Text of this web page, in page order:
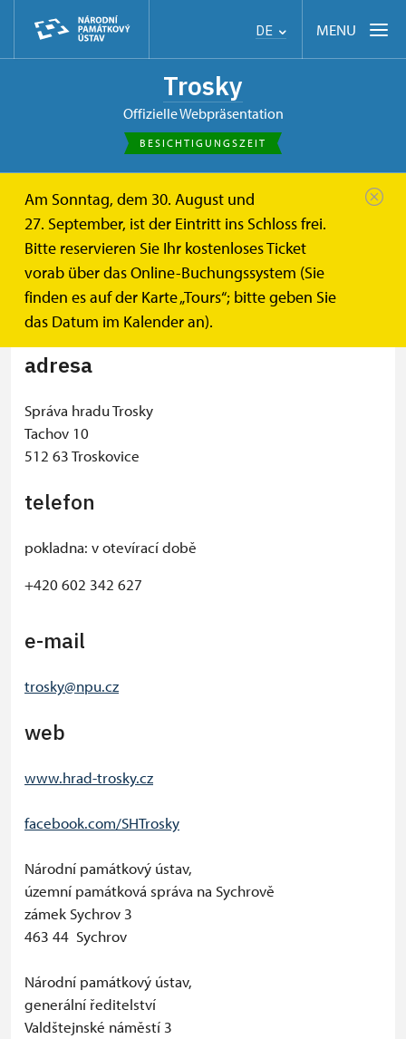
DE MENU
Trosky
offizielle Webpräsentation
BESICHTIGUNGSZEIT
Am Sonntag, dem 30. August und
27. September, ist der Eintritt ins Schloss frei.
Bitte reservieren Sie Ihr kostenloses Ticket
vorab über das Online-Buchungssystem (Sie
finden es auf der Karte „Tours“; bitte geben Sie
das Datum im Kalender an).
de Besucherinformationen Kontakt
Kontakt
adresa
Správa hradu Trosky
Tachov 10
512 63 Troskovice
telefon
pokladna: v otevírací době
+420 602 342 627
e-mail
trosky@npu.cz
web
www.hrad-trosky.cz
facebook.com/SHTrosky
Národní památkový ústav,
územní památková správa na Sychrově
zámek Sychrov 3
463 44 Sychrov
Národní památkový ústav,
generální ředitelství
Valdštejnské náměstí 3